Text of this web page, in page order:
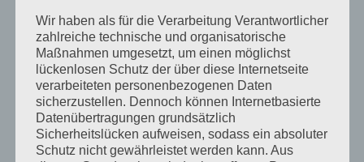
März 2013
August 2012
Juli 2012
Juni 2012
April 2012
Februar 2012
Wir haben als für die Verarbeitung Verantwortlicher
zahlreiche technische und organisatorische
Maßnahmen umgesetzt, um einen möglichst
lückenlosen Schutz der über diese Internetseite
verarbeiteten personenbezogenen Daten
sicherzustellen. Dennoch können Internetbasierte
Datenübertragungen grundsätzlich
Sicherheitslücken aufweisen, sodass ein absoluter
Schutz nicht gewährleistet werden kann. Aus